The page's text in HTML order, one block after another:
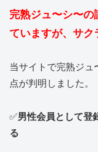
完熟ジュ〜シ〜の
ていますが、サク
当サイトで完熟ジュ
点が判明しました。
✅男性会員として登
る